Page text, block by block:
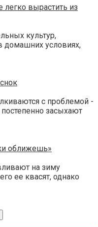
легко вырастить из
культур,
домашних условиях,
с проблемой -
засыхают
оближешь»
на зиму
ее квасят, однако